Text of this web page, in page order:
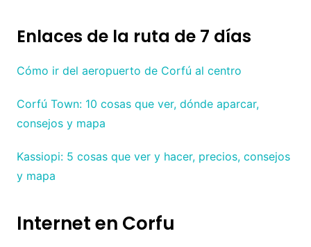
Enlaces de la ruta de 7 días
Cómo ir del aeropuerto de Corfú al centro
Corfú Town: 10 cosas que ver, dónde aparcar,
consejos y mapa
Kassiopi: 5 cosas que ver y hacer, precios, consejos
y mapa
Internet en Corfu